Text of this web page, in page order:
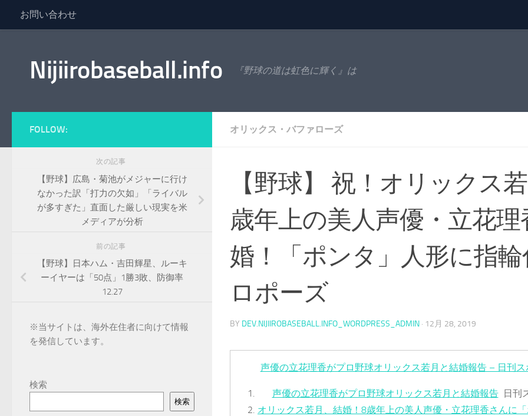
コンテンツへスキップ
お問い合わせ
Nijiirobaseball.info 『野球の道は虹色に輝く』は
オリックス・バファローズ
【野球】 祝！オリックス
歳年上の美人声優・立花
婚！「ポンタ」人形に指
ロポーズ
BY DEV.NIJIIROBASEBALL.INFO_WORDPRESS_ADMIN · 12月 28, 2019
声優の立花理香がプロ野球オリックス若月と結婚報告 – 日刊ス
声優の立花理香がプロ野球オリックス若月と結婚報告 日刊
オリックス若月、結婚！8歳年上の美人声優・立花理香さんに
FOLLOW:
次の記事
【野球】広島・菊池がメジャーに行け
なかった訳「打力の欠如」「ライバル
が多すぎた」直面した厳しい現実を米
メディアが分析
前の記事
【野球】日本ハム・吉田輝星、ルーキ
ーイヤーは「50点」1勝3敗、防御率
12.27
※当サイトは、海外在住者に向けて情報
を発信しています。
検索
検索